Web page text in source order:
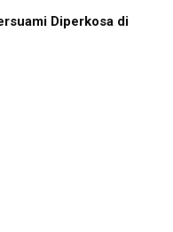
Diperkosa di